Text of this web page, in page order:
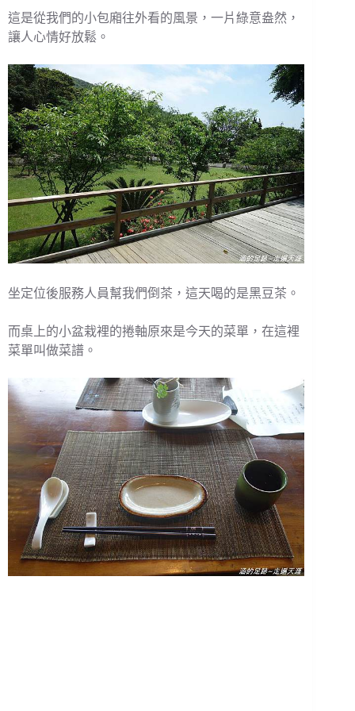
這是從我們的小包廂往外看的風景，一片綠意盎然，
讓人心情好放鬆。
坐定位後服務人員幫我們倒茶，這天喝的是黑豆茶。
而桌上的小盆栽裡的捲軸原來是今天的菜單，在這裡
菜單叫做菜譜。